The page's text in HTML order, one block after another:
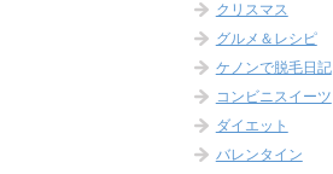
クリスマス
グルメ＆レシピ
ケノンで脱毛日記
コンビニスイーツ
ダイエット
バレンタイン